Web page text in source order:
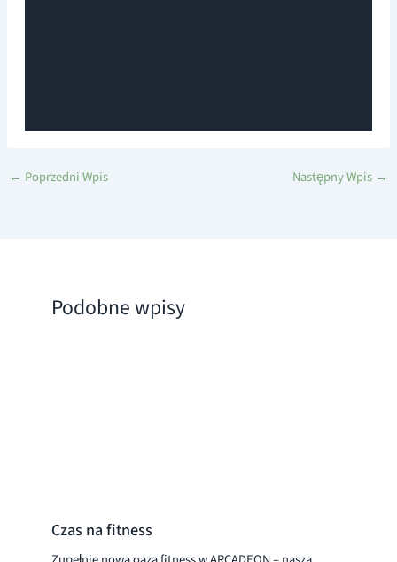
← Poprzedni Wpis Następny Wpis →
Podobne wpisy
Czas na fitness